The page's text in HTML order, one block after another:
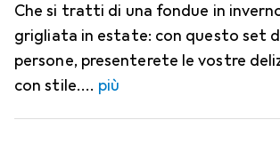
Che si tratti di una fondue in
grigliata in estate: con questo set
persone, presenterete le vostre
con stile.
più